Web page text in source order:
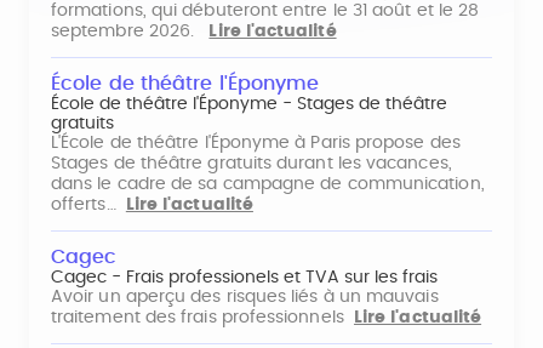
formations, qui débuteront entre le 31 août et le 28
septembre 2026.
Lire l'actualité
École de théâtre l'Éponyme
École de théâtre l'Éponyme - Stages de théâtre
gratuits
L'École de théâtre l'Éponyme à Paris propose des
Stages de théâtre gratuits durant les vacances,
dans le cadre de sa campagne de communication,
offerts…
Lire l'actualité
Cagec
Cagec - Frais professionels et TVA sur les frais
Avoir un aperçu des risques liés à un mauvais
traitement des frais professionnels
Lire l'actualité